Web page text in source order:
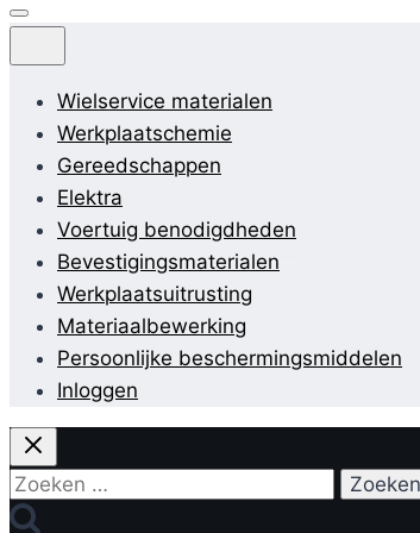
Wielservice materialen
Werkplaatschemie
Gereedschappen
Elektra
Voertuig benodigdheden
Bevestigingsmaterialen
Werkplaatsuitrusting
Materiaalbewerking
Persoonlijke beschermingsmiddelen
Inloggen
Zoeken
naar: